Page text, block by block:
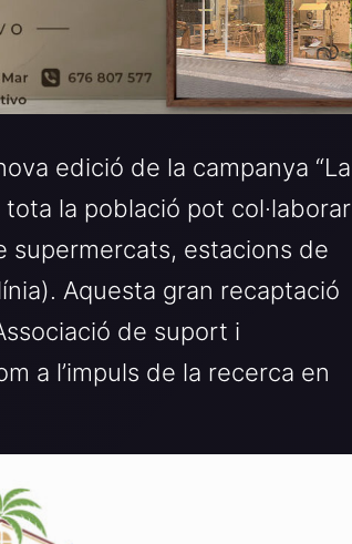
edició de la campanya “La
la població pot col·laborar
supermercats, estacions de
Aquesta gran recaptació
de suport i
a l’impuls de la recerca en